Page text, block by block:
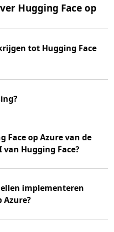
Hugging Face op
tot Hugging Face
Face op Azure van de
van Hugging Face?
implementeren
Azure?